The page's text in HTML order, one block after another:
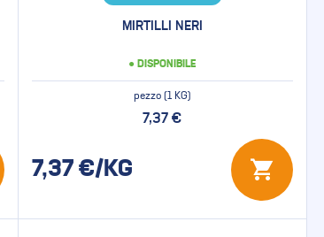
MIRTILLI NERI
● DISPONIBILE
pezzo (1 KG)
7,37 €
7,37€/KG